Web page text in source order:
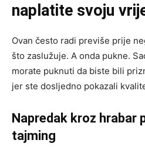
naplatite svoju
Ovan često radi previše prije
što zaslužuje. A onda pukne.
morate puknuti da biste bili
jer ste dosljedno pokazali
Napredak kroz hrabar
tajming